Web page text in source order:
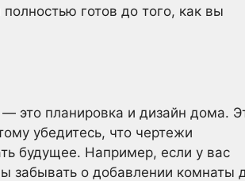
готов до того, как вы
это планировка и дизайн дома.
убедитесь, что чертежи
будущее. Например, если у вас
забывать о добавлении комнаты